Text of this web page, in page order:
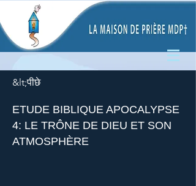
&lt;पीछे
ETUDE BIBLIQUE APOCALYPSE
4: LE TRÔNE DE DIEU ET SON
ATMOSPHÈRE